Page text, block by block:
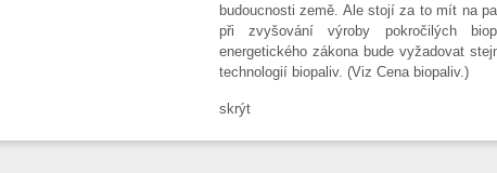
budoucnosti země. Ale stojí za to mít na
při zvyšování výroby pokročilých
energetického zákona bude vyžadovat
technologií biopaliv. (Viz Cena biopaliv.)
skrýt